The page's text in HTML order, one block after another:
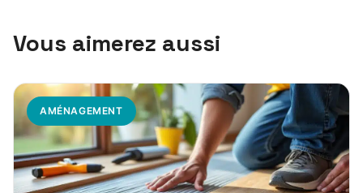
Vous aimerez aussi
AMÉNAGEMENT